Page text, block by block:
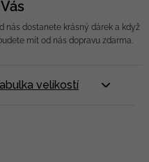
nás dostanete krásný dárek a když
mít od nás dopravu zdarma.
velikostí